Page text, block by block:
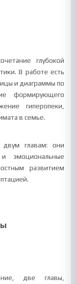
глубокой
В работе есть
и диаграммы по
формирующего
гиперопеки,
в семье.
главам: они
эмоциональные
развитием
две главы,